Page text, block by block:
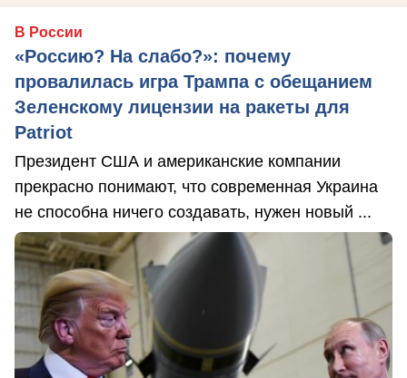
В России
«Россию? На слабо?»: почему
провалилась игра Трампа с обещанием
Зеленскому лицензии на ракеты для
Patriot
Президент США и американские компании
прекрасно понимают, что современная Украина
не способна ничего создавать, нужен новый ...